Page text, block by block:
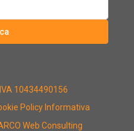
IVA 10434490156
Policy Informativa
Web Consulting